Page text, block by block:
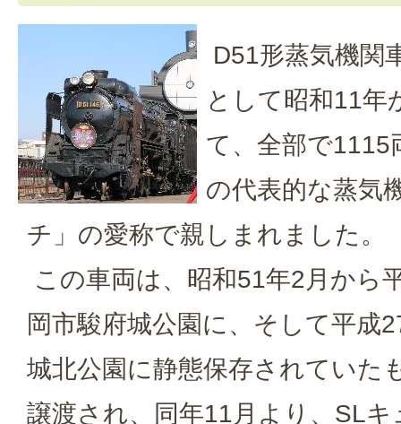
D51形蒸気機関
として昭和11年
て、全部で1115
の代表的な蒸気
チ」の愛称で親しまれました。
この車両は、昭和51年2月から
岡市駿府城公園に、そして平成
城北公園に静態保存されていた
譲渡され、同年11月より、SL